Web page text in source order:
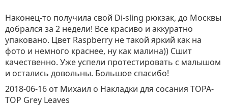
Наконец-то получила свой Di-sling рюкзак, до Москвы
добрался за 2 недели! Все красиво и аккуратно
упаковано. Цвет Raspberry не такой яркий как на
фото и немного краснее, ну как малина)) Сшит
качественно. Уже успели протестировать с малышом
и остались довольны. Большое спасибо!
2018-06-16 от Михаил о Накладки для сосания TOPA-
TOP Grey Leaves